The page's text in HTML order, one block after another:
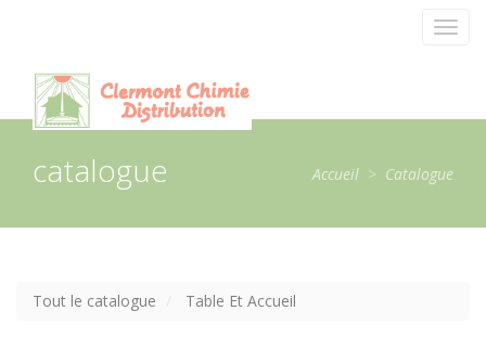
catalogue Accueil > Catalogue
Tout le catalogue Table Et Accueil